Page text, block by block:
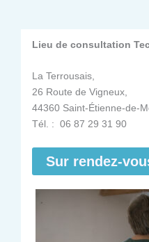
Lieu de consultation
La Terrousais,
26 Route de Vigneux,
44360 Saint-Étienne-de-
Tél. : 06 87 29 31 90
Sur rendez-